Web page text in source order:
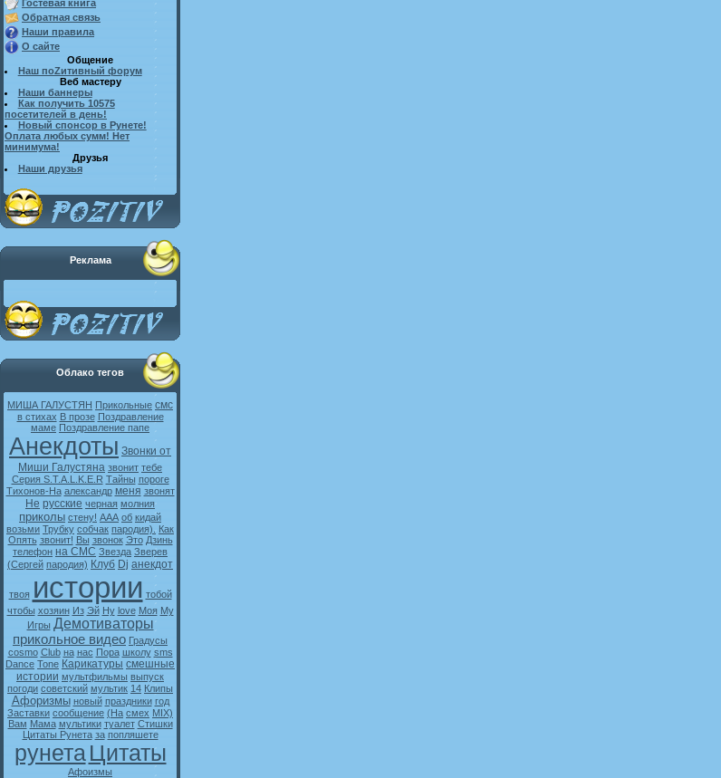
Гостевая книга
Обратная связь
Наши правила
О сайте
Общение
Наш поZитивный форум
Веб мастеру
Наши баннеры
Как получить 10575
посетителей в день!
Новый спонсор в Рунете!
Оплата любых сумм! Нет
минимума!
Друзья
Наши друзья
Реклама
Облако тегов
МИША ГАЛУСТЯН Прикольные смс
в стихах В прозе Поздравление
маме Поздравление папе
Анекдоты Звонки от
Миши Галустяна звонит тебе
Серия S.T.A.L.K.E.R Тайны пороге
Тихонов-На александр меня звонят
Не русские черная молния
приколы стену! ААА об кидай
возьми Трубку собчак пародия). Как
Опять звонит! Вы звонок Это Дзинь
телефон на СМС Звезда Зверев
(Сергей пародия) Клуб Dj анекдот
твоя истории тобой
чтобы хозяин Из Эй Ну love Моя My
Игры Демотиваторы
прикольное видео Градусы
cosmo Club на нас Пора школу sms
Dance Tone Карикатуры смешные
истории мультфильмы выпуск
погоди советский мультик 14 Клипы
Афоризмы новый праздники год
Заставки сообщение (На смех MIX)
Вам Мама мультики туалет Стишки
Цитаты Рунета за попляшете
рунетаЦитаты
Афоизмы